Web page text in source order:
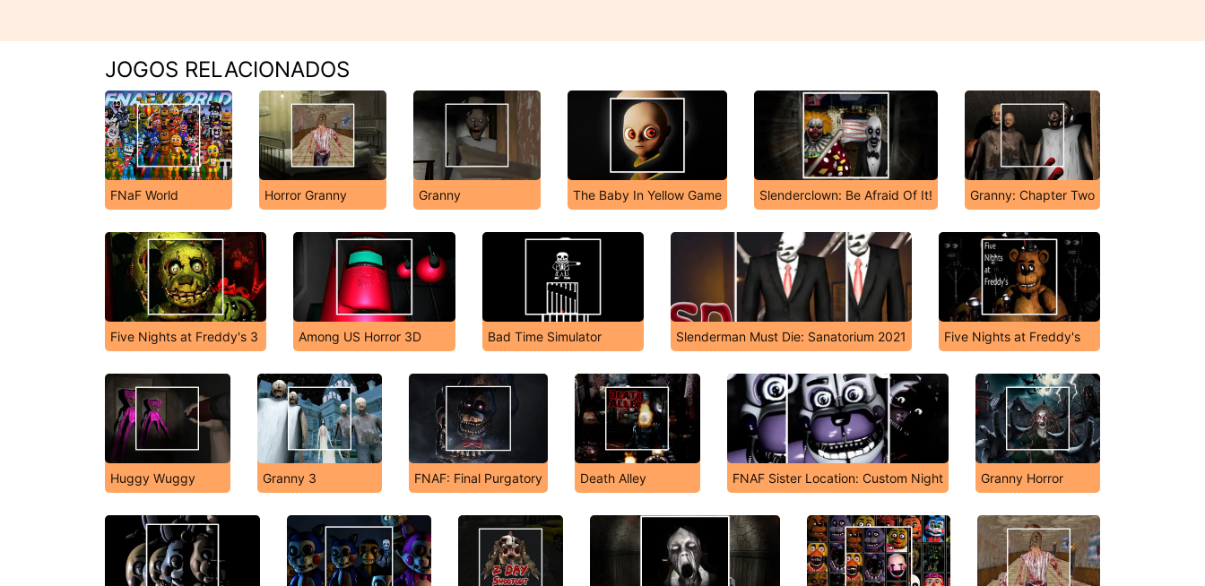
JOGOS RELACIONADOS
FNaF World Horror Granny Granny The Baby In Yellow Game Slenderclown: Be Afraid Of It! Granny: Chapter Two
Five Nights at Freddy's 3 Among US Horror 3D Bad Time Simulator Slenderman Must Die: Sanatorium 2021 Five Nights at Freddy's
Huggy Wuggy Granny 3 FNAF: Final Purgatory Death Alley FNAF Sister Location: Custom Night Granny Horror